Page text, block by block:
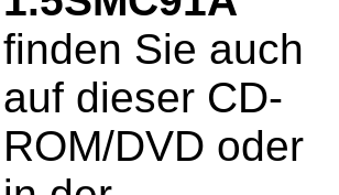
finden Sie auch
auf dieser CD-
ROM/DVD oder